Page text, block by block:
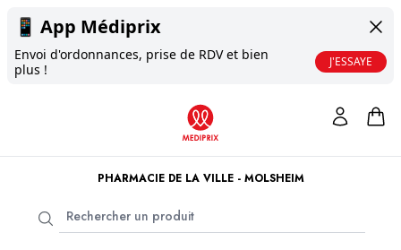
📱 App Médiprix
Envoi d'ordonnances, prise de RDV et bien
plus !
J'ESSAYE
PHARMACIE DE LA VILLE - MOLSHEIM